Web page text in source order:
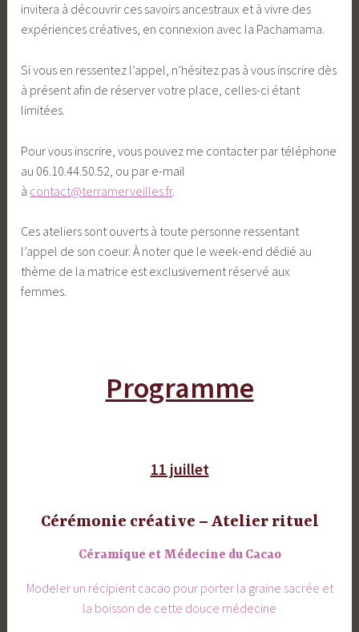
invitera à découvrir ces savoirs ancestraux et à vivre des
expériences créatives, en connexion avec la Pachamama.
Si vous en ressentez l’appel, n’hésitez pas à vous inscrire dès
à présent afin de réserver votre place, celles-ci étant
limitées.
Pour vous inscrire, vous pouvez me contacter par téléphone
au 06.10.44.50.52, ou par e-mail
à contact@terramerveilles.fr.
Ces ateliers sont ouverts à toute personne ressentant
l’appel de son coeur. À noter que le week-end dédié au
thème de la matrice est exclusivement réservé aux
femmes.
Programme
11 juillet
Cérémonie créative – Atelier rituel
Céramique et Médecine du Cacao
Modeler un récipient cacao pour porter la graine sacrée et
la boisson de cette douce médecine